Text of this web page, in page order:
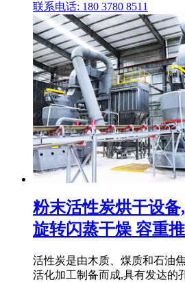
联系电话: 180 3780 8511
粉末活性炭烘干设
旋转闪蒸干燥 容重
活性炭是由木质、煤质和石油
活化加工制备而成,具有发达的